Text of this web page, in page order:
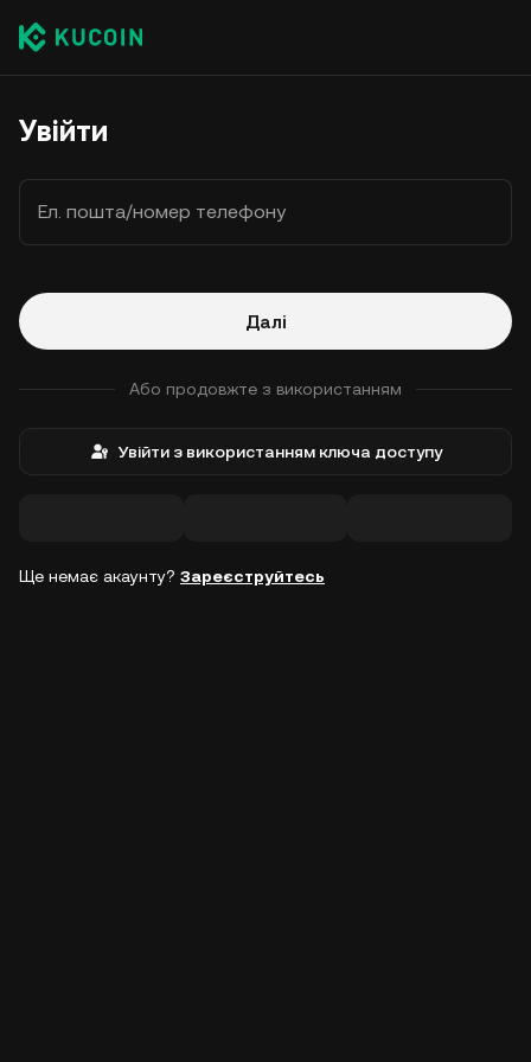
Увійти
Ел. пошта/номер телефону
Далі
Або продовжте з використанням
Увійти з використанням ключа доступу
Ще немає акаунту? Зареєструйтесь